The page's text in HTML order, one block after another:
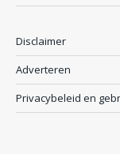
Disclaimer
Adverteren
Privacybeleid en